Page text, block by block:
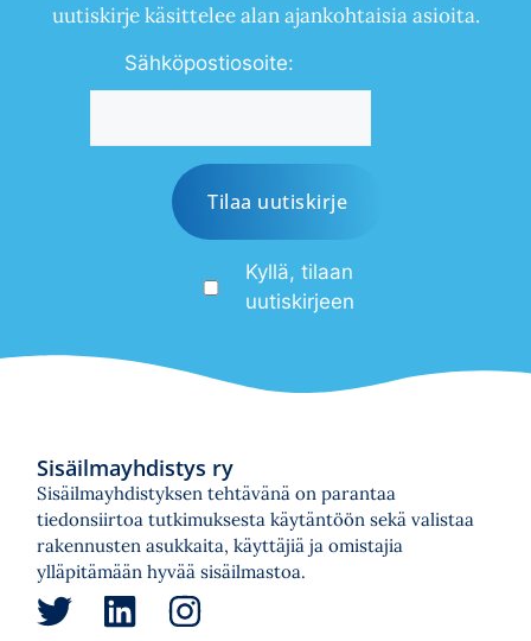
uutiskirje käsittelee alan ajankohtaisia asioita.
Sähköpostiosoite:
Kyllä, tilaan
uutiskirjeen
Sisäilmayhdistys ry
Sisäilmayhdistyksen tehtävänä on parantaa
tiedonsiirtoa tutkimuksesta käytäntöön sekä valistaa
rakennusten asukkaita, käyttäjiä ja omistajia
ylläpitämään hyvää sisäilmastoa.